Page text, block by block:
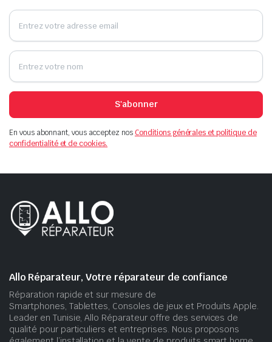
S'abonner
En vous abonnant, vous acceptez nosConditions générales et politique de
confidentialité et de cookies.
Allo Réparateur, Votre réparateur de confiance
Réparation rapide et sur mesure de
Smartphones, Tablettes, Consoles de jeux et Produits Apple.
Leader en Tunisie, Allo Réparateur offre des services de
qualité pour particuliers et entreprises. Nous proposons